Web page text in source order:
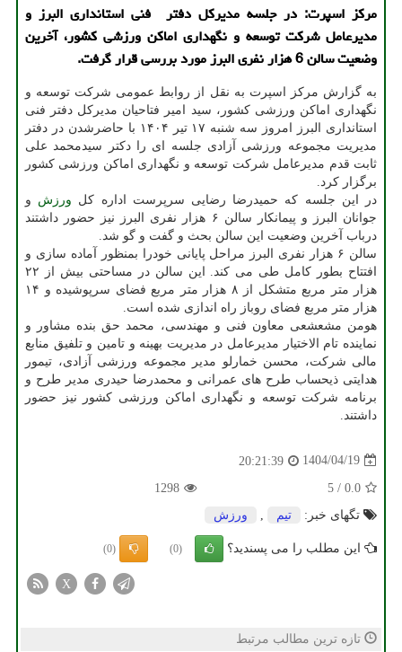
مرکز اسپرت: در جلسه مدیرکل دفتر فنی استانداری البرز و
مدیرعامل شرکت توسعه و نگهداری اماکن ورزشی کشور، آخرین
وضعیت سالن 6 هزار نفری البرز مورد بررسی قرار گرفت.
به گزارش مرکز اسپرت به نقل از روابط عمومی شرکت توسعه و
نگهداری اماکن ورزشی کشور، سید امیر فتاحیان مدیرکل دفتر فنی
استانداری البرز امروز سه شنبه ۱۷ تیر ۱۴۰۴ با حاضرشدن در دفتر
مدیریت مجموعه ورزشی آزادی جلسه ای را دکتر سیدمحمد علی
ثابت قدم مدیرعامل شرکت توسعه و نگهداری اماکن ورزشی کشور
برگزار کرد.
در این جلسه که حمیدرضا رضایی سرپرست اداره کل ورزش و
جوانان البرز و پیمانکار سالن ۶ هزار نفری البرز نیز حضور داشتند
درباب آخرین وضعیت این سالن بحث و گفت و گو شد.
سالن ۶ هزار نفری البرز مراحل پایانی خودرا بمنظور آماده سازی و
افتتاح بطور کامل طی می کند. این سالن در مساحتی بیش از ۲۲
هزار متر مربع متشکل از ۸ هزار متر مربع فضای سرپوشیده و ۱۴
هزار متر مربع فضای روباز راه اندازی شده است.
هومن مشعشعی معاون فنی و مهندسی، محمد حق بنده مشاور و
نماینده تام الاختیار مدیرعامل در مدیریت بهینه و تامین و تلفیق منابع
مالی شرکت، محسن خمارلو مدیر مجموعه ورزشی آزادی، تیمور
هدایتی ذیحساب طرح های عمرانی و محمدرضا حیدری مدیر طرح و
برنامه شرکت توسعه و نگهداری اماکن ورزشی کشور نیز حضور
داشتند.
1404/04/19
20:21:39
0.0
/
5
1298
تگهای خبر:
تیم ورزش
این مطلب را می پسندید؟ (0)
(0)
X
تازه ترین مطالب مرتبط